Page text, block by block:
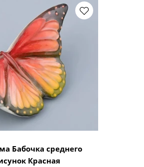
Бабочка среднего
Красная